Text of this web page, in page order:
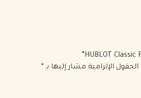
الحقول الإلزامية مشار إليها بـ *